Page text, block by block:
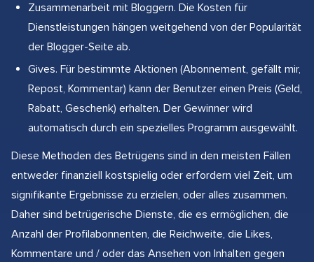
Zusammenarbeit mit Bloggern. Die Kosten für
Dienstleistungen hängen weitgehend von der Popularität
der Blogger-Seite ab.
Gives. Für bestimmte Aktionen (Abonnement, gefällt mir,
Repost, Kommentar) kann der Benutzer einen Preis (Geld,
Rabatt, Geschenk) erhalten. Der Gewinner wird
automatisch durch ein spezielles Programm ausgewählt.
Diese Methoden des Betrügens sind in den meisten Fällen
entweder finanziell kostspielig oder erfordern viel Zeit, um
signifikante Ergebnisse zu erzielen, oder alles zusammen.
Daher sind betrügerische Dienste, die es ermöglichen, die
Anzahl der Profilabonnenten, die Reichweite, die Likes,
Kommentare und / oder das Ansehen von Inhalten gegen